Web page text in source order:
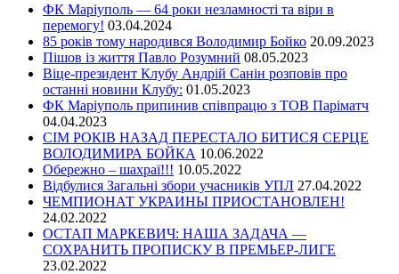
ФК Маріуполь — 64 роки незламності та віри в
перемогу! 03.04.2024
85 років тому народився Володимир Бойко 20.09.2023
Пішов із життя Павло Розумний 08.05.2023
Віце-президент Клубу Андрій Санін розповів про
останні новини Клубу: 01.05.2023
ФК Маріуполь припинив співпрацю з ТОВ Паріматч
04.04.2023
СІМ РОКІВ НАЗАД ПЕРЕСТАЛО БИТИСЯ СЕРЦЕ
ВОЛОДИМИРА БОЙКА 10.06.2022
Обережно – шахраї!!! 10.05.2022
Відбулися Загальні збори учасників УПЛ 27.04.2022
ЧЕМПИОНАТ УКРАИНЫ ПРИОСТАНОВЛЕН!
24.02.2022
ОСТАП МАРКЕВИЧ: НАША ЗАДАЧА —
СОХРАНИТЬ ПРОПИСКУ В ПРЕМЬЕР-ЛИГЕ
23.02.2022